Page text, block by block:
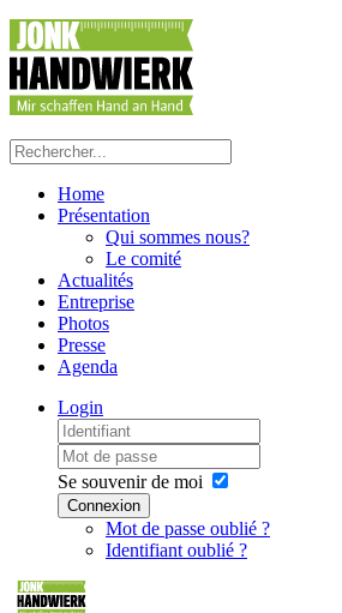
Home
Présentation
Qui sommes nous?
Le comité
Actualités
Entreprise
Photos
Presse
Agenda
Login
Se souvenir de moi
Connexion
Mot de passe oublié ?
Identifiant oublié ?